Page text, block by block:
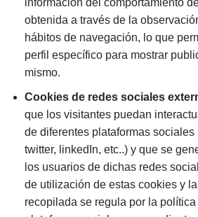
información del comportamiento
obtenida a través de la
hábitos de navegación, lo que
perfil específico para mostrar
mismo.
Cookies de redes sociales
que los visitantes puedan
de diferentes plataformas sociales
twitter, linkedIn, etc..) y que se
los usuarios de dichas redes
de utilización de estas cookies y
recopilada se regula por la